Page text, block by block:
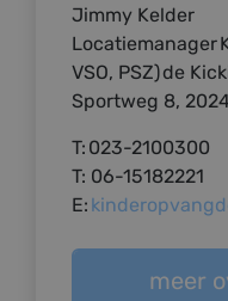
Jimmy Kelder
Locatiemanager
VSO, PSZ) de
Sportweg 8,
T: 023-2100300
T: 06-15182221
E:
meer